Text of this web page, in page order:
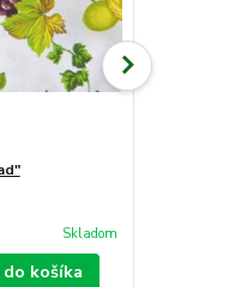
Skladom
košíka